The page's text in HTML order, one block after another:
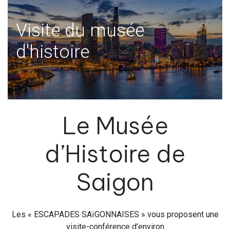
Visite du musée
d'histoire
Le Musée
d’Histoire de
Saigon
Les « ESCAPADES SAïGONNAISES » vous proposent une
visite-conférence d’environ